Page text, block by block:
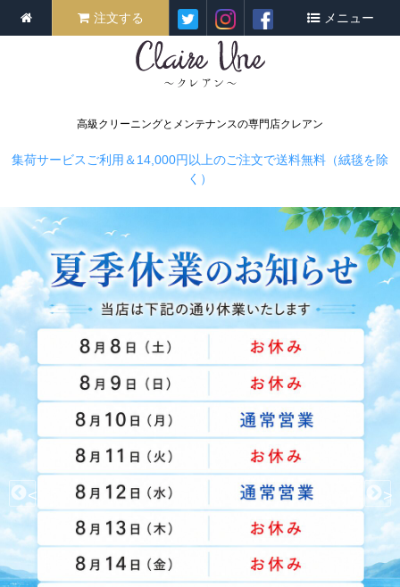
高級クリーニングとメンテナンスの専門店クレアン
注文する メニュー
集荷サービスご利用＆14,000円以上のご注文で送料無料（絨毯を除
く）
< >